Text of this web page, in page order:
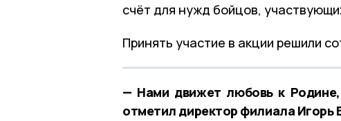
счёт для нужд бойцов,
Принять участие в акции решили
— Нами движет любовь к
отметил директор филиала Игорь